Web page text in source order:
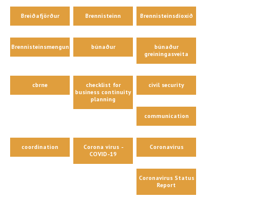
Breiðafjörður Brennisteinn Brennisteinsdíoxíð
Brennisteinsmengun búnaður
búnaður
greiningasveita
cbrne
checklist for
business continuity
planning
civil security
communication
coordination
Corona virus -
COVID-19
Coronavirus
Coronavirus Status
Report